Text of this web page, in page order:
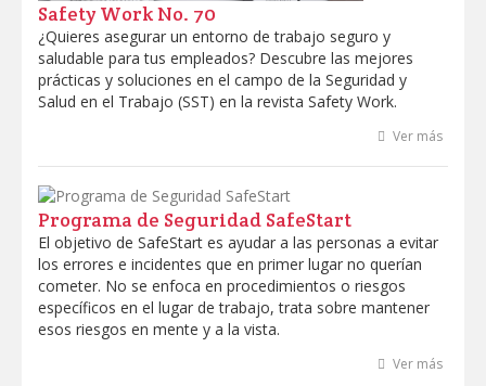
Safety Work No. 70
¿Quieres asegurar un entorno de trabajo seguro y
saludable para tus empleados? Descubre las mejores
prácticas y soluciones en el campo de la Seguridad y
Salud en el Trabajo (SST) en la revista Safety Work.
Ver más
Programa de Seguridad SafeStart
El objetivo de SafeStart es ayudar a las personas a evitar
los errores e incidentes que en primer lugar no querían
cometer. No se enfoca en procedimientos o riesgos
específicos en el lugar de trabajo, trata sobre mantener
esos riesgos en mente y a la vista.
Ver más